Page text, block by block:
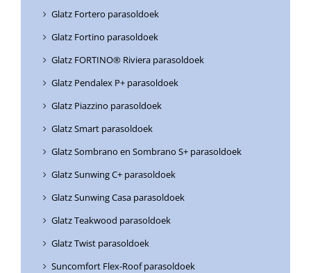
Glatz Fortero parasoldoek
Glatz Fortino parasoldoek
Glatz FORTINO® Riviera parasoldoek
Glatz Pendalex P+ parasoldoek
Glatz Piazzino parasoldoek
Glatz Smart parasoldoek
Glatz Sombrano en Sombrano S+ parasoldoek
Glatz Sunwing C+ parasoldoek
Glatz Sunwing Casa parasoldoek
Glatz Teakwood parasoldoek
Glatz Twist parasoldoek
Suncomfort Flex-Roof parasoldoek